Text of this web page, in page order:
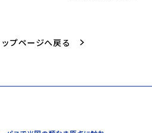
プページへ戻る